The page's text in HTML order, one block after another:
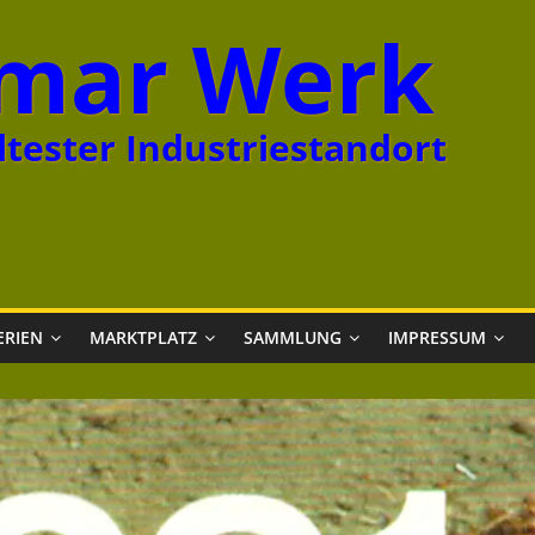
Werk
Industriestandort
MARKTPLATZ SAMMLUNG IMPRESSUM